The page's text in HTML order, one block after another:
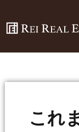
これ